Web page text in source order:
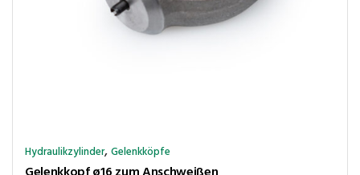
Hydraulikzylinder,Gelenkköpfe